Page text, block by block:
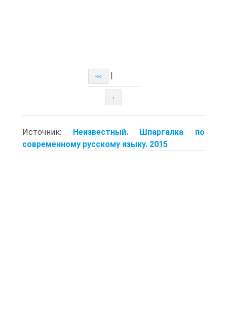
<<
↑
Источник: Неизвестный. Шпаргалка по
современному русскому языку. 2015